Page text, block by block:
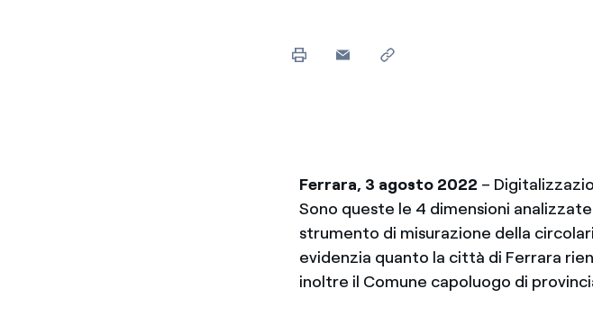
Ferrara, 3 agosto 2022 –
Sono queste le 4 dimensioni
strumento di misurazione della
evidenzia quanto la città di Ferrara
inoltre il Comune capoluogo di